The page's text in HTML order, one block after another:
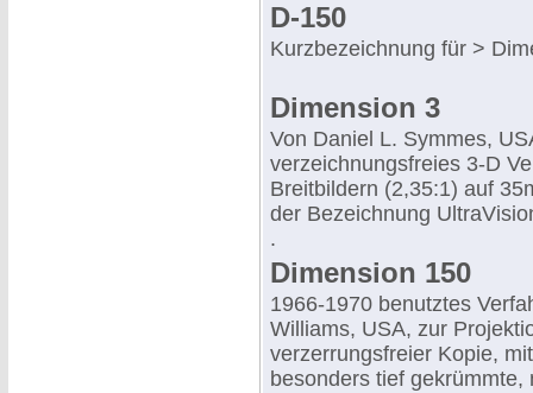
D-150
Kurzbezeichnung für >
Dimension 3
Von Daniel L. Symmes,
verzeichnungsfreies 3-D
Breitbildern (2,35:1) auf
der Bezeichnung
.
Dimension 150
1966-1970 benutztes
Williams, USA, zur
verzerrungsfreier Kopie,
besonders tief